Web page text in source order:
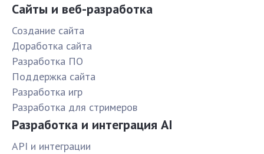
Сайты и веб-разработка
Создание сайта
Доработка сайта
Разработка ПО
Поддержка сайта
Разработка игр
Разработка для стримеров
Разработка и интеграция AI
API и интеграции